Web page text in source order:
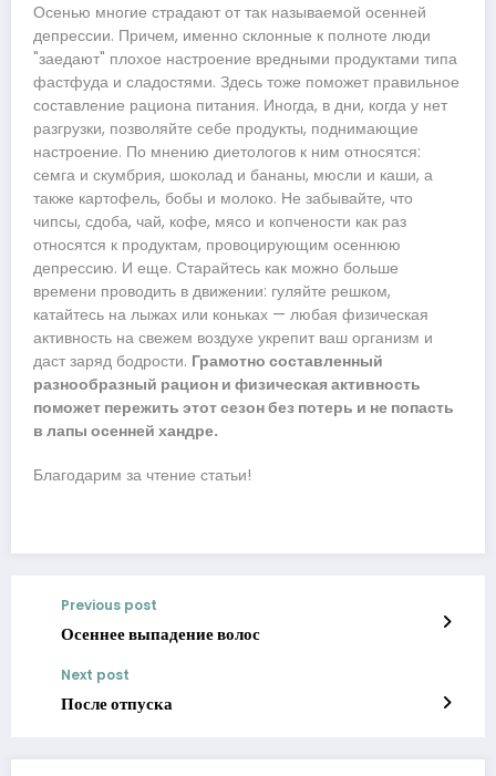
Осенью многие страдают от так называемой осенней
депрессии. Причем, именно склонные к полноте люди
"заедают" плохое настроение вредными продуктами типа
фастфуда и сладостями. Здесь тоже поможет правильное
составление рациона питания. Иногда, в дни, когда у нет
разгрузки, позволяйте себе продукты, поднимающие
настроение. По мнению диетологов к ним относятся:
семга и скумбрия, шоколад и бананы, мюсли и каши, а
также картофель, бобы и молоко. Не забывайте, что
чипсы, сдоба, чай, кофе, мясо и копчености как раз
относятся к продуктам, провоцирующим осеннюю
депрессию. И еще. Старайтесь как можно больше
времени проводить в движении: гуляйте решком,
катайтесь на лыжах или коньках — любая физическая
активность на свежем воздухе укрепит ваш организм и
даст заряд бодрости. Грамотно составленный
разнообразный рацион и физическая активность
поможет пережить этот сезон без потерь и не попасть
в лапы осенней хандре.
Благодарим за чтение статьи!
Previous post
Осеннее выпадение волос
Next post
После отпуска